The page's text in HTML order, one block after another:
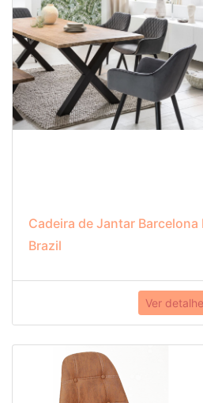
Cadeira de Jantar Barcelona
Brazil
Ver